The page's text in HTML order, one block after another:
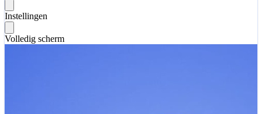
Instellingen
Volledig scherm